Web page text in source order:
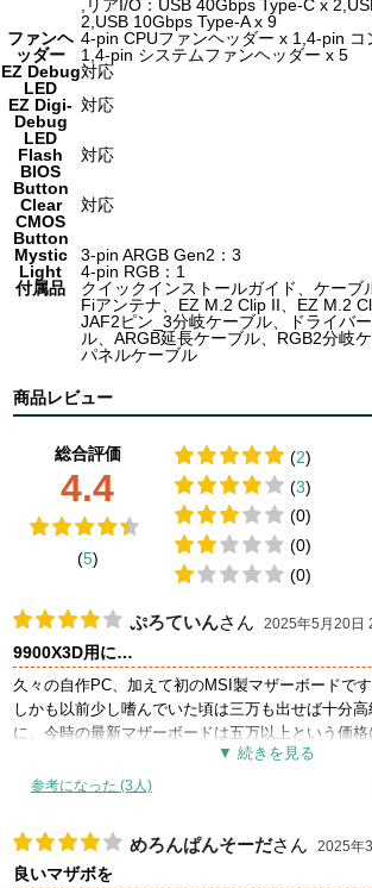
,リアI/O：USB 40Gbps Type-C x
2,USB 10Gbps Type-A x 9
ファンヘ
ッダー
4-pin CPUファンヘッダー x 1,4-pin コ
1,4-pin システムファンヘッダー x 5
EZ Debug
LED
対応
EZ Digi-
Debug
LED
対応
Flash
BIOS
Button
対応
Clear
CMOS
Button
対応
Mystic
Light
3-pin ARGB Gen2：3
4-pin RGB：1
付属品
クイックインストールガイド、ケーブ
Fiアンテナ、EZ M.2 Clip II、EZ M.2
JAF2ピン_3分岐ケーブル、ドライバ
ル、ARGB延長ケーブル、RGB2分岐
パネルケーブル
商品レビュー
総合評価
4.4
(5)
(2)
(3)
(0)
(0)
(0)
ぷろていんさん 2025年5月20日
9900X3D用に…
久々の自作PC、加えて初のMSI製マザーボードです
しかも以前少し嗜んでいた頃は三万も出せば十分
に、今時の最新マザーボードは五万以上という価
すが、CPUに合わせてこちらを選ばせていただきま
選んだ基準としましては、電源周りとUSB等端子
実際に触ってみた感想ですが、I/Oパネルとか種大
参考になった (3人)
めろんぱんそーださん 2025年
良いマザボを